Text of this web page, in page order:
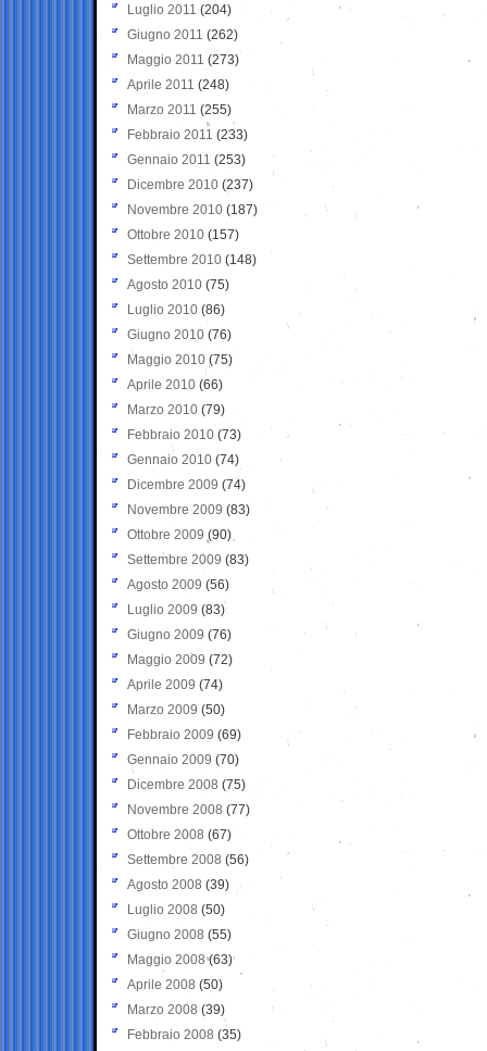
Luglio 2011 (204)
Giugno 2011 (262)
Maggio 2011 (273)
Aprile 2011 (248)
Marzo 2011 (255)
Febbraio 2011 (233)
Gennaio 2011 (253)
Dicembre 2010 (237)
Novembre 2010 (187)
Ottobre 2010 (157)
Settembre 2010 (148)
Agosto 2010 (75)
Luglio 2010 (86)
Giugno 2010 (76)
Maggio 2010 (75)
Aprile 2010 (66)
Marzo 2010 (79)
Febbraio 2010 (73)
Gennaio 2010 (74)
Dicembre 2009 (74)
Novembre 2009 (83)
Ottobre 2009 (90)
Settembre 2009 (83)
Agosto 2009 (56)
Luglio 2009 (83)
Giugno 2009 (76)
Maggio 2009 (72)
Aprile 2009 (74)
Marzo 2009 (50)
Febbraio 2009 (69)
Gennaio 2009 (70)
Dicembre 2008 (75)
Novembre 2008 (77)
Ottobre 2008 (67)
Settembre 2008 (56)
Agosto 2008 (39)
Luglio 2008 (50)
Giugno 2008 (55)
Maggio 2008(63)
Aprile 2008 (50)
Marzo 2008 (39)
Febbraio 2008 (35)